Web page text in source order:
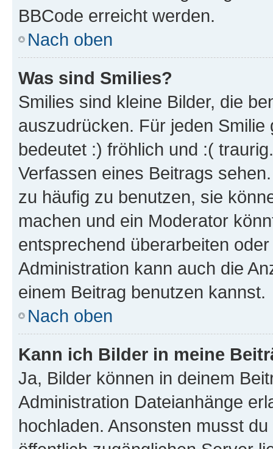
BBCode erreicht werden.
Nach oben
Was sind Smilies?
Smilies sind kleine Bilder, die
auszudrücken. Für jeden
bedeutet :) fröhlich und :(
Verfassen eines Beitrags
zu häufig zu benutzen, sie
machen und ein Moderator
entsprechend überarbeiten
Administration kann auch die
einem Beitrag benutzen kannst.
Nach oben
Kann ich Bilder in meine
Ja, Bilder können in deinem
Administration Dateianhänge
hochladen. Ansonsten musst